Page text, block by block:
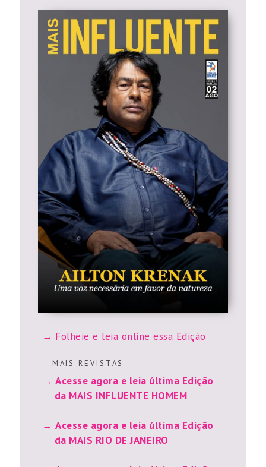
Folheie e leia online essa Edição
M A I S R E V I S T A S
Acesse agora e leia última Edição
da MAIS INFLUENTE HOMEM
Acesse agora e leia última Edição
da MAIS RIO DE JANEIRO